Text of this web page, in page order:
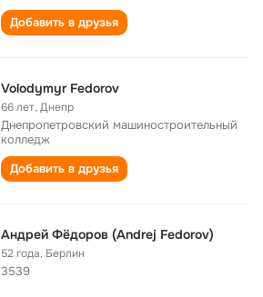
Добавить в друзья
Volodymyr Fedorov
66 лет,Днепр
Днепропетровский машиностроительный
колледж
Добавить в друзья
Андрей Фёдоров (Andrej Fedorov)
52 года, Берлин
3539